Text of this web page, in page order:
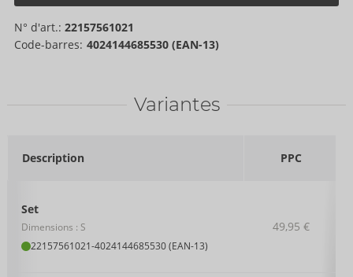
N° d'art.: 22157561021
Code-barres: 4024144685530 (EAN-13)
Variantes
Description PPC
Set
Dimensions : S
22157561021-4024144685530 (EAN-13)
49,95 €